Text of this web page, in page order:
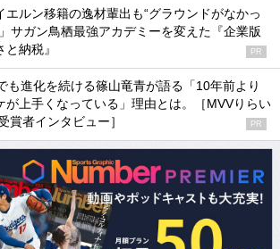
エルン移籍の逸材輩出も“グラウンドがなかっ
サガン鳥栖最強アカデミーを変えた『企業版
と納税』
PR
も進化を続ける篠山竜青が語る「10年前より
が上手くなっている」理由とは。［MVVりらい
賞者インタビュー］
PR